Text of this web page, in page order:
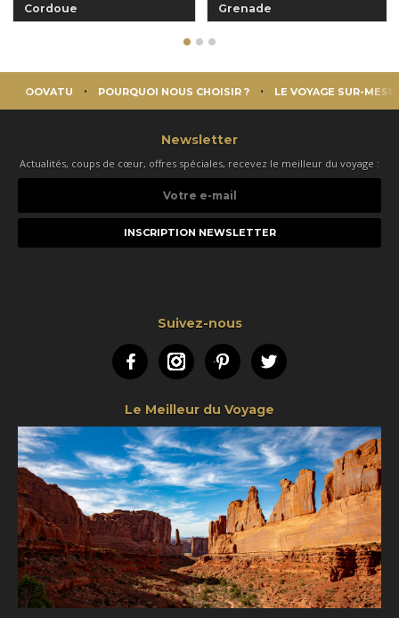
Cordoue Grenade
OOVATU POURQUOI NOUS CHOISIR ? LE VOYAGE SUR-
Newsletter
Actualités, coups de cœur, offres spéciales, recevez le meilleur du voyage :
e-
Suivez-nous
FacebookInstagramPinterestTwitter
Le Meilleur du Voyage